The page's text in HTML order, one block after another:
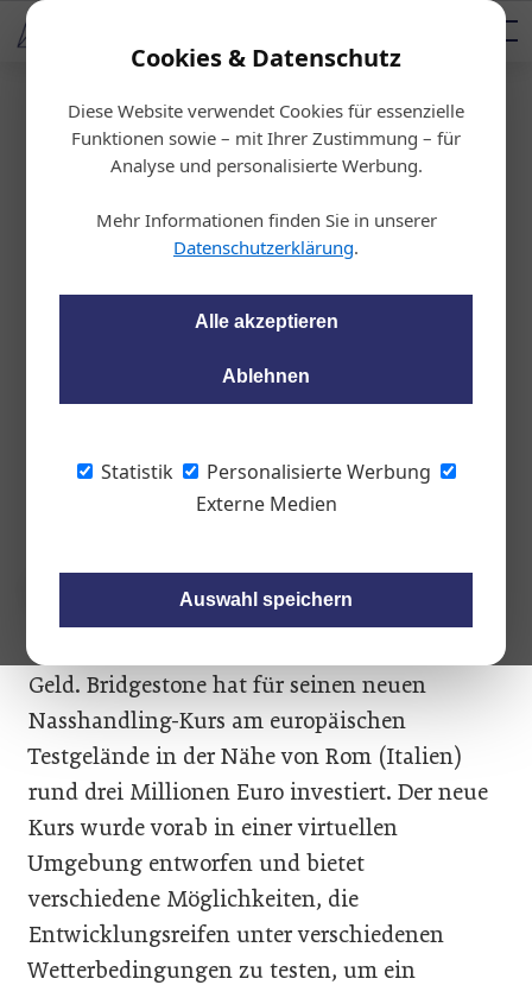
Cookies & Datenschutz
Diese Website verwendet Cookies für essenzielle
Funktionen sowie – mit Ihrer Zustimmung – für
Analyse und personalisierte Werbung.
Mehr Informationen finden Sie in unserer
Datenschutzerklärung.
Alle akzeptieren
Ablehnen
Statistik
Personalisierte Werbung
Externe Medien
Auswahl speichern
AUTOMOTIVE SERVICES
AUTOMOTIVE AKADEMIE
Podcast
Startseite/KFZ-Technik
Quertreiben im Nass
en für mehr Sicherhe
it
Nasshandling-Kurs auf dem europäischen
Testgelände ein.
Asphaltierte Strecken kosten immer etwas
Geld. Bridgestone hat für seinen neuen
Nasshandling-Kurs am europäischen
Testgelände in der Nähe von Rom (Italien)
rund drei Millionen Euro investiert. Der neue
Kurs wurde vorab in einer virtuellen
Umgebung entworfen und bietet
verschiedene Möglichkeiten, die
Entwicklungsreifen unter verschiedenen
Wetterbedingungen zu testen, um ein